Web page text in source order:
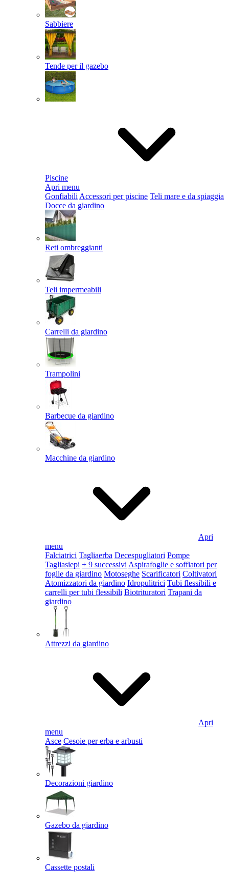
Sabbiere
Tende per il gazebo
Piscine
Apri menu
Gonfiabili Accessori per piscine Teli mare e da spiaggia
Docce da giardino
Reti ombreggianti
Teli impermeabili
Carrelli da giardino
Trampolini
Barbecue da giardino
Macchine da giardino
Apri
menu
Falciatrici Tagliaerba Decespugliatori Pompe
Tagliasiepi + 9 successivi Aspirafoglie e soffiatori per
foglie da giardino Motoseghe Scarificatori Coltivatori
Atomizzatori da giardino Idropulitrici Tubi flessibili e
carrelli per tubi flessibili Biotrituratori Trapani da
giardino
Attrezzi da giardino
Apri
menu
Asce Cesoie per erba e arbusti
Decorazioni giardino
Gazebo da giardino
Cassette postali